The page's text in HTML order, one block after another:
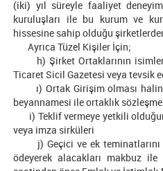
(iki) yıl süreyle faaliyet
kuruluşları ile bu kurum ve
hissesine sahip olduğu
Ayrıca Tüzel Kişiler İçin;
h) Şirket Ortaklarının
Ticaret Sicil Gazetesi veya tevsik
ı) Ortak Girişim olması
beyannamesi ile ortaklık
i) Teklif vermeye yetkili
veya imza sirküleri
j) Geçici ve ek teminatlarını
ödeyerek alacakları makbuz